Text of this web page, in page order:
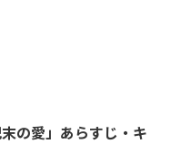
の愛」あらすじ・キ